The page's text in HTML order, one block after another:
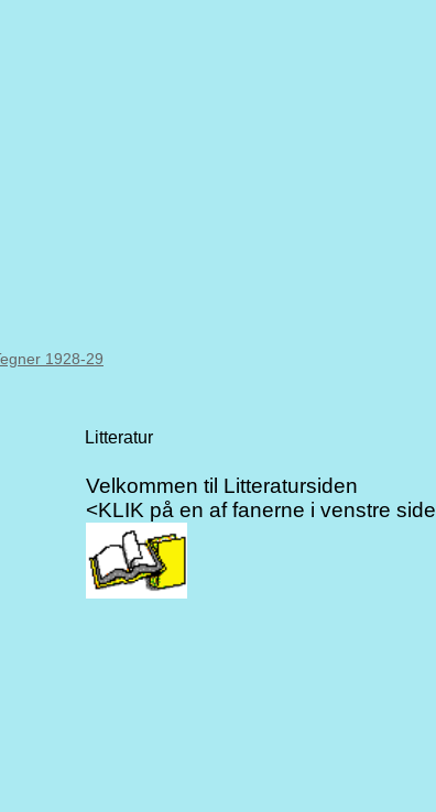
1928-29
Litteratur
Velkommen til Litteratursiden
<KLIK på en af fanerne i venstre side